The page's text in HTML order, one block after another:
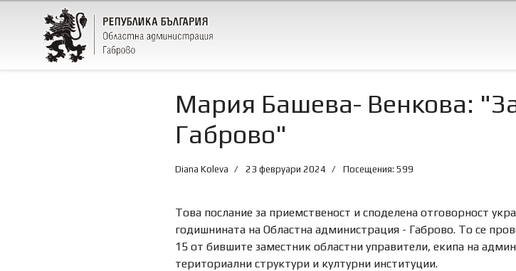
Мария Башева- Венкова:
Габрово"
Diana Koleva 23 февруари 2024 Посещения: 599
Това послание за приемственост и споделена отговорност
годишнината на Областна администрация - Габрово. То се
15 от бившите заместник областни управители, екипа на
териториални структури и културни институции.